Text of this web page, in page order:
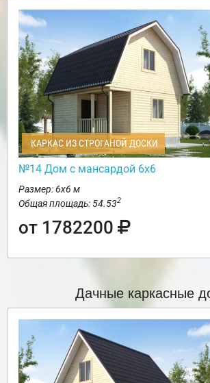
КАРКАС ИЗ СТРОГАНОЙ ДОСКИ
№14 Дом с мансардой 6х6
Размер: 6х6 м
Общая площадь: 54.532
от 1782200
Дачные каркасные